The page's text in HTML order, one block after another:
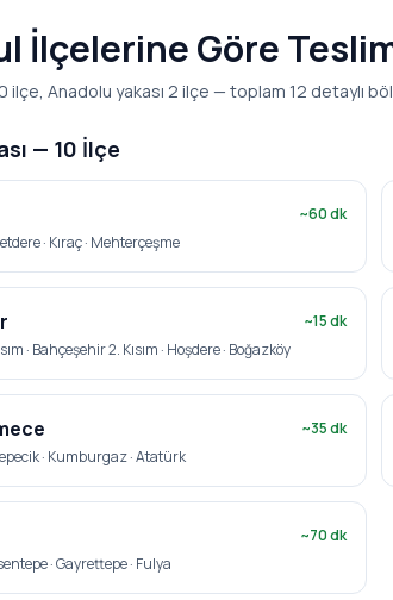
İlçelerine Göre
ilçe, Anadolu yakası 2 ilçe — toplam 12 detaylı
— 10 İlçe
~60dk
· Kıraç · Mehterçeşme
~15dk
· Bahçeşehir 2. Kısım · Hoşdere · Boğazköy
~35dk
· Kumburgaz · Atatürk
~70dk
· Gayrettepe · Fulya